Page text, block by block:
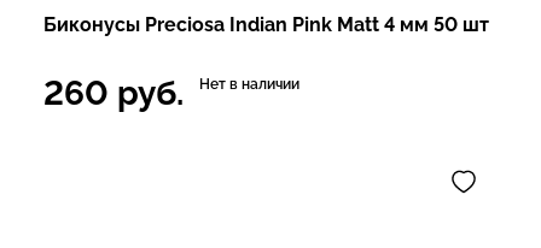
Биконусы Preciosa Indian Pink Matt 4 мм 50 шт
260 руб. Нет в наличии